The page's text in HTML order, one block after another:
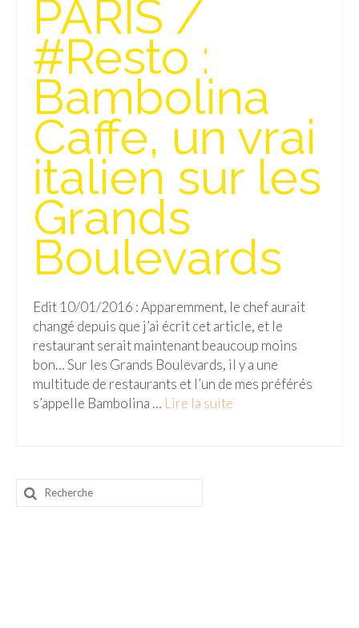
Isla del Sol
Lac Titicaca
Salar d’Uyuni
Sucre
Chili
Paraguay
Pérou
Lac Titicaca
ASIE
Chine
Beijing
Corée du Sud
PARIS /
#Resto :
Bambolina
Caffe, un vrai
italien sur les
Grands
Boulevards
Edit 10/01/2016 : Apparemment, le chef aurait
changé depuis que j’ai écrit cet article, et le
restaurant serait maintenant beaucoup moins
bon… Sur les Grands Boulevards, il y a une
multitude de restaurants et l’un de mes préférés
s’appelle Bambolina … Lire la suite­­
Rechercher
: